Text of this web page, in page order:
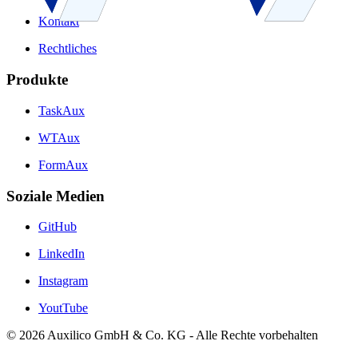
Kontakt
Rechtliches
Produkte
TaskAux
WTAux
FormAux
Soziale Medien
GitHub
LinkedIn
Instagram
YoutTube
© 2026 Auxilico GmbH & Co. KG - Alle Rechte vorbehalten